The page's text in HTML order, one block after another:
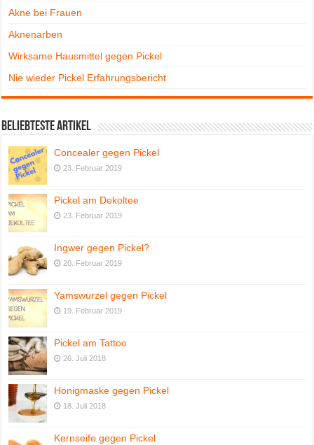
Akne bei Frauen
Aknenarben
Wirksame Hausmittel gegen Pickel
Nie wieder Pickel Erfahrungsbericht
Beliebteste Artikel
Concealer gegen Pickel
23. Februar 2019
Pickel am Dekoltee
23. Februar 2019
Ingwer gegen Pickel?
20. Februar 2019
Yamswurzel gegen Pickel
19. Februar 2019
Pickel am Tattoo
26. Juli 2018
Honigmaske gegen Pickel
18. Juli 2018
Kernseife gegen Pickel